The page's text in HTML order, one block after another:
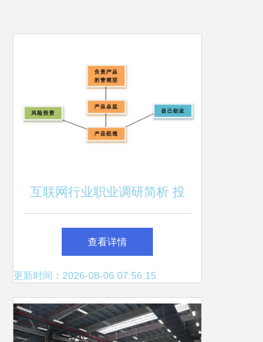
互联网行业职业调研简析 投
资管理的视角与机会
查看详情
更新时间：2026-08-06 07:56:15